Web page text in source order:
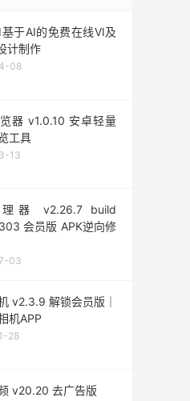
于AI的免费在线VI及
计制作
08
器 v1.0.10 安卓轻量
工具
13
器 v2.26.7 build
会员版 APK逆向修
03
v2.3.9 解锁会员版｜
机APP
28
v20.20 去广告版